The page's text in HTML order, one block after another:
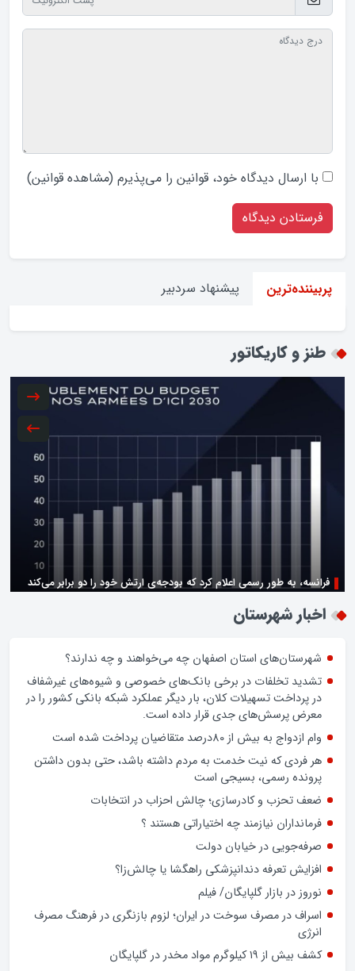
با ارسال دیدگاه‌ خود، قوانین را می‌پذیرم (مشاهده قوانین)
پربیننده‌ترین پیشنهاد سردبیر
طنز و کاریکاتور
فرانسه، به طور رسمی اعلام کرد که بودجه‌ی ارتش خود را دو برابر می‌کند
زن اگر خوب باشه یه زندگی حالش خوبه/روز زن مبارک
اخبار شهرستان
شهرستان‌های استان اصفهان چه می‌خواهند و چه ندارند؟
تشدید تخلفات در برخی بانک‌های خصوصی و شیوه‌های غیرشفاف
در پرداخت تسهیلات کلان، بار دیگر عملکرد شبکه بانکی کشور را در
معرض پرسش‌های جدی قرار داده است.
وام ازدواج به بیش از 80درصد متقاضیان پرداخت شده است
هر فردی که نیت خدمت به مردم داشته باشد، حتی بدون داشتن
پرونده رسمی، بسیجی است
ضعف تحزب و کادرسازی؛ چالش احزاب در انتخابات
فرمانداران نیازمند چه اختیاراتی هستند ؟
صرفه‌جویی در خیابان دولت
افزایش تعرفه دندانپزشکی راهگشا یا چالش‌زا؟
نوروز در بازار گلپایگان/ فیلم